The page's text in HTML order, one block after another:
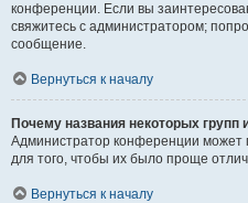
конференции. Если вы
свяжитесь с администратором;
сообщение.
Вернуться к началу
Почему названия некоторых групп
Администратор конференции может
для того, чтобы их было проще
Вернуться к началу